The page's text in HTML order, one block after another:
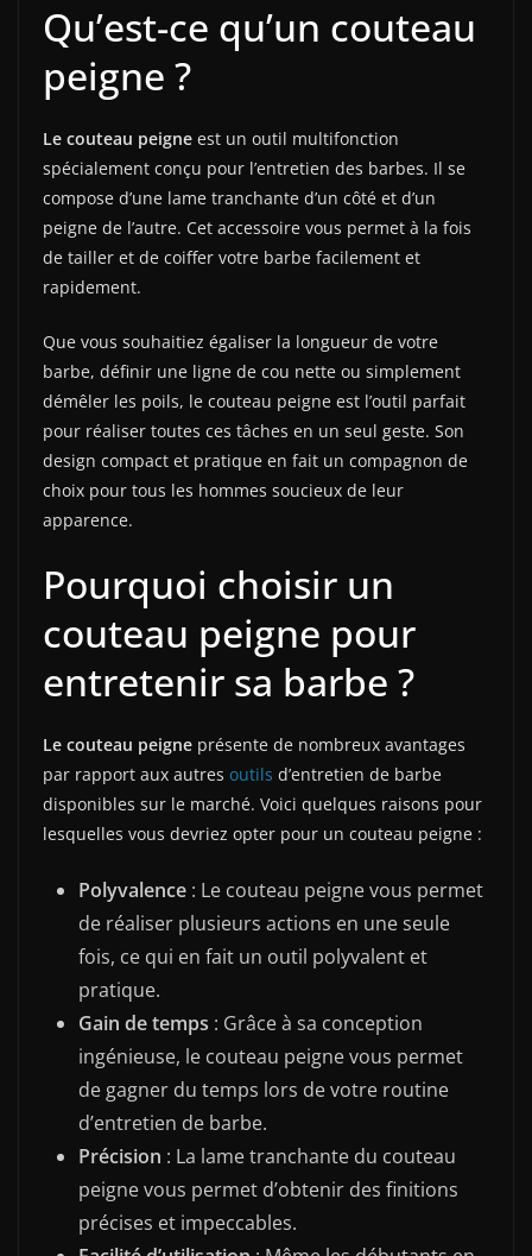
Qu’est-ce qu’un couteau
peigne ?
Le couteau peigne est un outil multifonction
spécialement conçu pour l’entretien des barbes. Il se
compose d’une lame tranchante d’un côté et d’un
peigne de l’autre. Cet accessoire vous permet à la fois
de tailler et de coiffer votre barbe facilement et
rapidement.
Que vous souhaitiez égaliser la longueur de votre
barbe, définir une ligne de cou nette ou simplement
démêler les poils, le couteau peigne est l’outil parfait
pour réaliser toutes ces tâches en un seul geste. Son
design compact et pratique en fait un compagnon de
choix pour tous les hommes soucieux de leur
apparence.
Pourquoi choisir un
couteau peigne pour
entretenir sa barbe ?
Le couteau peigne présente de nombreux avantages
par rapport aux autres outils d’entretien de barbe
disponibles sur le marché. Voici quelques raisons pour
lesquelles vous devriez opter pour un couteau peigne :
Polyvalence : Le couteau peigne vous permet
de réaliser plusieurs actions en une seule
fois, ce qui en fait un outil polyvalent et
pratique.
Gain de temps : Grâce à sa conception
ingénieuse, le couteau peigne vous permet
de gagner du temps lors de votre routine
d’entretien de barbe.
Précision : La lame tranchante du couteau
peigne vous permet d’obtenir des finitions
précises et impeccables.